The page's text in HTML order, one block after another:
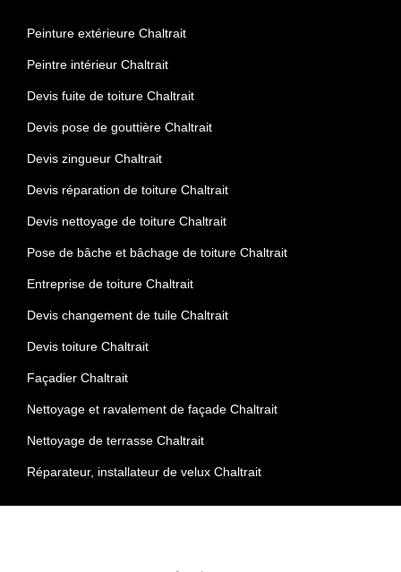
Peinture extérieure Chaltrait
Peintre intérieur Chaltrait
Devis fuite de toiture Chaltrait
Devis pose de gouttière Chaltrait
Devis zingueur Chaltrait
Devis réparation de toiture Chaltrait
Devis nettoyage de toiture Chaltrait
Pose de bâche et bâchage de toiture Chaltrait
Entreprise de toiture Chaltrait
Devis changement de tuile Chaltrait
Devis toiture Chaltrait
Façadier Chaltrait
Nettoyage et ravalement de façade Chaltrait
Nettoyage de terrasse Chaltrait
Réparateur, installateur de velux Chaltrait